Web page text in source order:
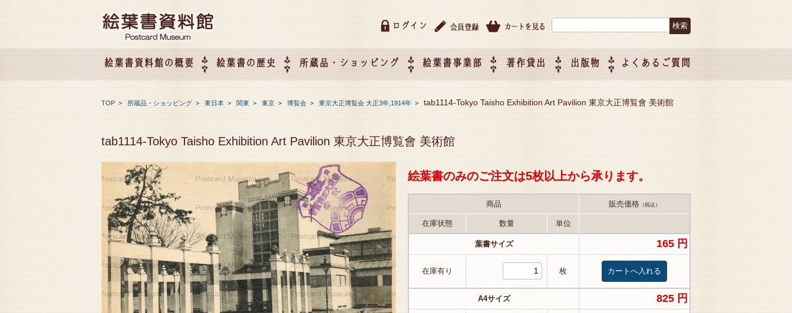
ログイン
絵葉書資料館の概要 絵葉書の歴史 所蔵品・ショッピング 絵葉書事業部
て
作）について
著作貸出 出版物 よくあるご質問
TOP > 所蔵品・ショッピング > 東日本 > 関東 > 東京 > 博覧会 > 東京大正博覧会 大正3年,1914年 > tab1114-Tokyo Taisho Exhibition Art Pavilion 東京大正博覧會 美術館
tab1114-Tokyo Taisho Exhibition Art Pavilion 東京大正博覧會 美術館
絵葉書のみのご注文は5枚以上から承ります。
商品 販売価格（税込）
在庫状態 数量 単位
葉書サイズ 165 円
在庫有り 枚
A4サイズ 825 円